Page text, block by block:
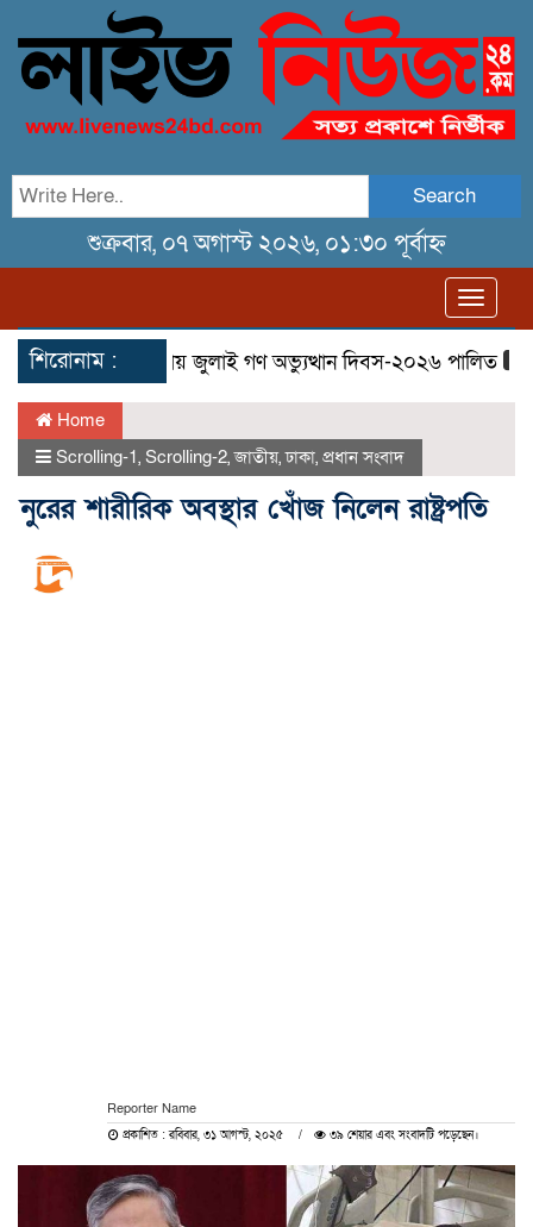
Search
শুক্রবার, ০৭ অগাস্ট ২০২৬, ০১:৩০ পূর্বাহ্ন
শিরোনাম :
তেরখাদায় জুলাই গণ অভ্যুত্থান দিবস-২০২৬ পালিত
Home
Scrolling-1, Scrolling-2,জাতীয়,ঢাকা, প্রধান সংবাদ
নুরের শারীরিক অবস্থার খোঁজ নিলেন রাষ্ট্রপতি
Reporter Name
প্রকাশিত : রবিবার, ৩১ আগস্ট, ২০২৫ ৩৯ শেয়ার এবং সংবাদটি পড়েছেন।